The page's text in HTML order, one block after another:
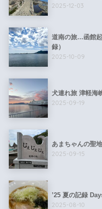
2025-12-03
道南の旅…函館
録）
2025-10-09
犬連れ旅 津軽海
2025-09-19
あまちゃんの聖
2025-09-15
’25 夏の記録
2025-08-10